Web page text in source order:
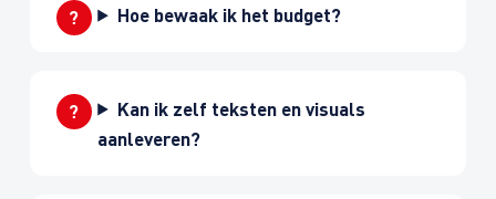
Hoe bewaak ik het budget?
Kan ik zelf teksten en visuals
aanleveren?